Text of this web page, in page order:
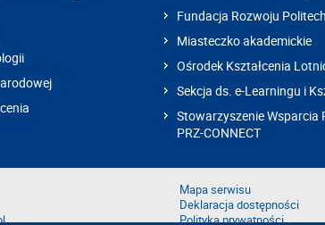
Fundacja Rozwoju
Miasteczko akademickie
Ośrodek Kształcenia
Sekcja ds. e-Learningu i
Stowarzyszenie Wsparcia
PRZ-CONNECT
Mapa serwisu
Deklaracja dostępności
Polityka prywatności